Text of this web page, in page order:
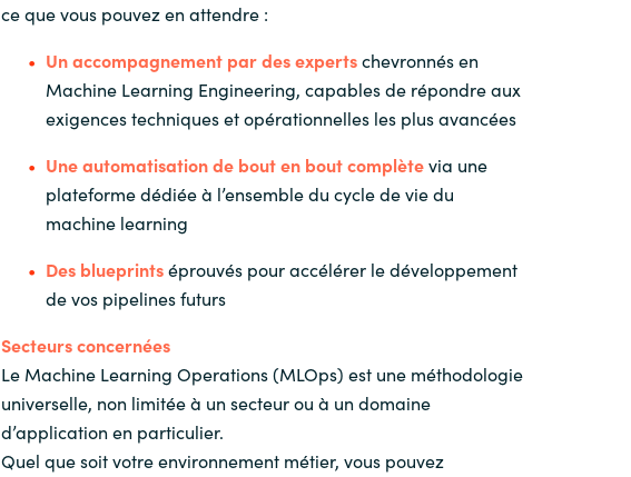
ce que vous pouvez en attendre :
Un accompagnement par des expertschevronnés en
Machine Learning Engineering, capables de répondre aux
exigences techniques et opérationnelles les plus avancées
Une automatisation de bout en bout complètevia une
plateforme dédiée à l’ensemble du cycle de vie du
machine learning
Des blueprintséprouvés pour accélérer le développement
de vos pipelines futurs
Secteurs concernées
Le Machine Learning Operations (MLOps) est une méthodologie
universelle, non limitée à un secteur ou à un domaine
d’application en particulier.
Quel que soit votre environnement métier, vous pouvez